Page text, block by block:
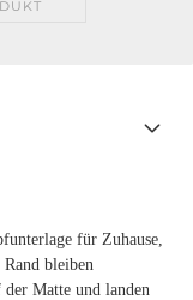
für Zuhause,
bleiben
der Matte und landen